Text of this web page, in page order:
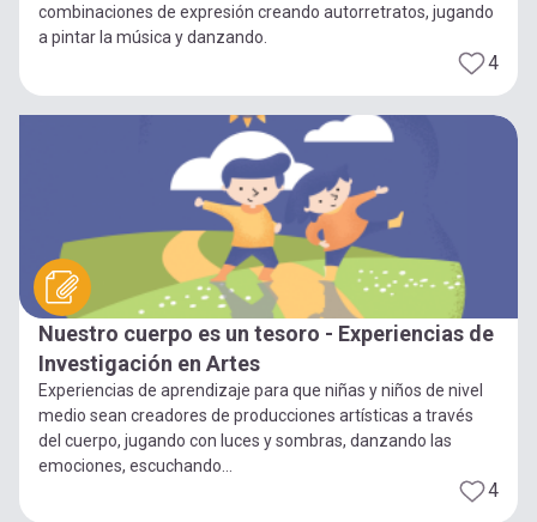
combinaciones de expresión creando autorretratos, jugando
a pintar la música y danzando.
4
Nuestro cuerpo es un tesoro - Experiencias de
Investigación en Artes
Experiencias de aprendizaje para que niñas y niños de nivel
medio sean creadores de producciones artísticas a través
del cuerpo, jugando con luces y sombras, danzando las
emociones, escuchando...
4